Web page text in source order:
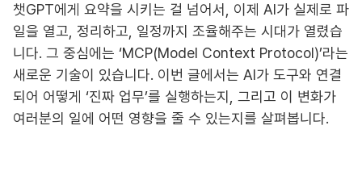
챗GPT에게 요약을 시키는 걸 넘어서, 이제 AI가 실제로 파
일을 열고, 정리하고, 일정까지 조율해주는 시대가 열렸습
니다. 그 중심에는 ‘MCP(Model Context Protocol)’라는
새로운 기술이 있습니다. 이번 글에서는 AI가 도구와 연결
되어 어떻게 ‘진짜 업무’를 실행하는지, 그리고 이 변화가
여러분의 일에 어떤 영향을 줄 수 있는지를 살펴봅니다.